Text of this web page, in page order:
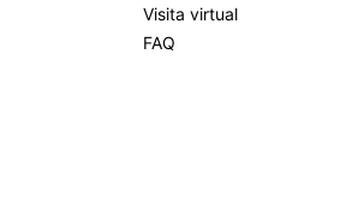
Visita virtual
FAQ